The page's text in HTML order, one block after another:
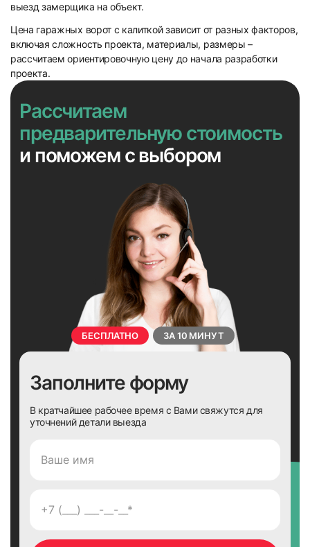
выезд замерщика на объект.
Цена гаражных ворот с калиткой зависит от разных факторов,
включая сложность проекта, материалы, размеры –
рассчитаем ориентировочную цену до начала разработки
проекта.
БЕСПЛАТНО ЗА 10 МИНУТ
Рассчитаем
предварительную стоимость
и поможем с выбором
Заполните форму
В кратчайшее рабочее время с Вами свяжутся для
уточнений детали выезда